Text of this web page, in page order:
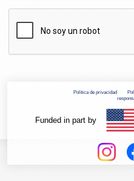
Política de privacidad
Funded in part by